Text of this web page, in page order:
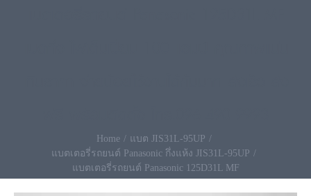
Home
แบต JIS31L-95UP
แบตเตอรี่รถยนต์ Panasonic กึ่งแห้ง JIS31L-95UP
แบตเตอรี่รถยนต์ Panasonic 125D31L MF